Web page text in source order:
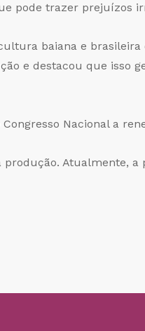
pode trazer prejuízos
baiana e
e destacou que isso
Nacional a
Atualmente,